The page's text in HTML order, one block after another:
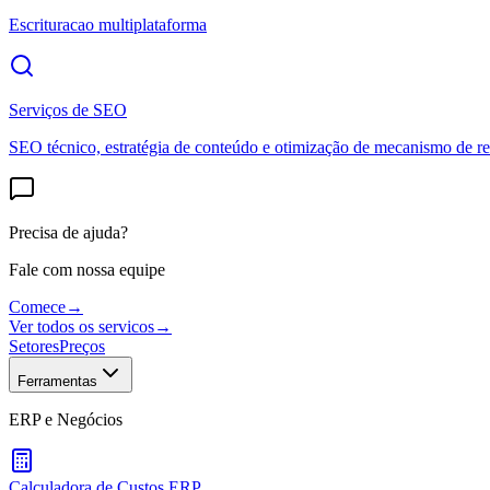
Escrituracao multiplataforma
Serviços de SEO
SEO técnico, estratégia de conteúdo e otimização de mecanismo de
Precisa de ajuda?
Fale com nossa equipe
Comece→
Ver todos os servicos→
SetoresPreços
Ferramentas
ERP e Negócios